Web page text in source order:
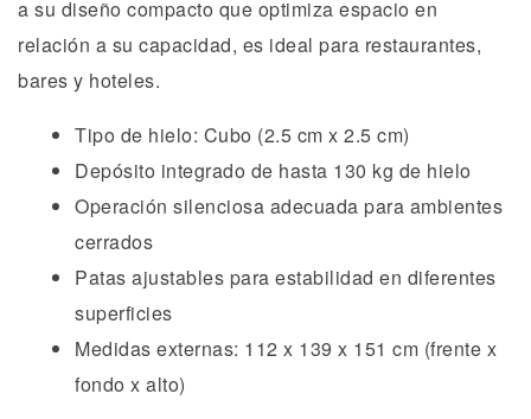
a su diseño compacto que optimiza espacio en
relación a su capacidad, es ideal para restaurantes,
bares y hoteles.
Tipo de hielo: Cubo (2.5 cm x 2.5 cm)
Depósito integrado de hasta 130 kg de hielo
Operación silenciosa adecuada para ambientes
cerrados
Patas ajustables para estabilidad en diferentes
superficies
Medidas externas: 112 x 139 x 151 cm (frente x
fondo x alto)